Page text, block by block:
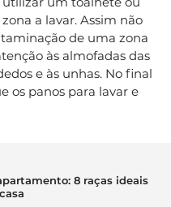
a lavar. Assim não
de uma zona
às almofadas das
e às unhas. No final
os panos para lavar e
8 raças ideais